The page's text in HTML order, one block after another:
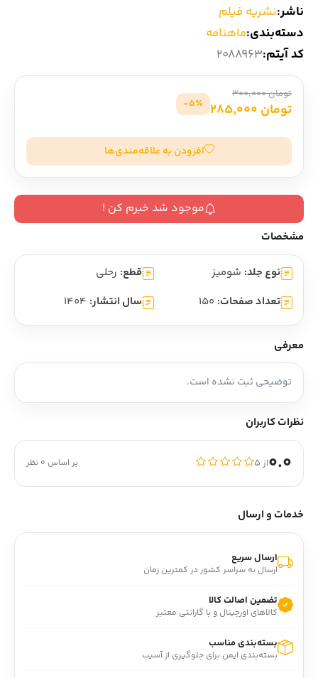
ناشر:نشریه فیلم
دسته‌بندی:ماهنامه
کد آیتم:2088963
تومان 300,000
تومان 285,000 5٪-
افزودن به علاقه‌مندی‌ها
موجود شد خبرم کن !
مشخصات
نوع جلد: شومیز قطع: رحلی
تعداد صفحات: 150 سال انتشار: 1404
معرفی
توضیحی ثبت نشده است.
نظرات کاربران
0.0از ۵ بر اساس 0 نظر
خدمات و ارسال
ارسال سریع
ارسال به سراسر کشور در کمترین زمان
تضمین اصالت کالا
کالاهای اورجینال و با گارانتی معتبر
بسته‌بندی مناسب
بسته‌بندی ایمن برای جلوگیری از آسیب